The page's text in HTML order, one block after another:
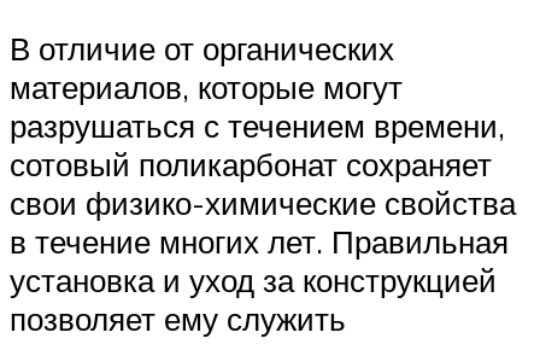
В отличие от органических
материалов, которые могут
разрушаться с течением времени,
сотовый поликарбонат сохраняет
свои физико-химические свойства
в течение многих лет. Правильная
установка и уход за конструкцией
позволяет ему служить